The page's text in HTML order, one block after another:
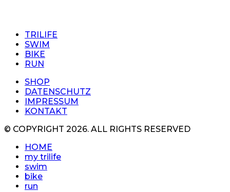
TRILIFE
SWIM
BIKE
RUN
SHOP
DATENSCHUTZ
IMPRESSUM
KONTAKT
© COPYRIGHT 2026. ALL RIGHTS RESERVED
HOME
my trilife
swim
bike
run